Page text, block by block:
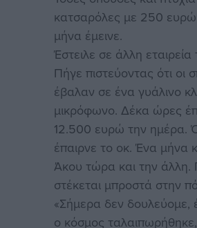
κατσαρόλες με 250 ευρώ
μήνα έμεινε.
Έστειλε σε άλλη
Πήγε πιστεύοντας ότι
έβαλαν σε ένα γυάλινο
μικρόφωνο. Δέκα ώρες
12.500 ευρώ την ημέρα.
έπαιρνε το οκ. Ένα μήνα
Άκου τώρα και την άλλη.
στέκεται μπροστά στην
«Σήμερα δεν δουλεύομε,
ο κόσμος